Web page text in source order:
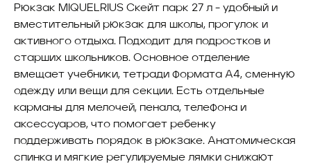
Рюкзак MIQUELRIUS Скейт парк 27 л - удобный и
вместительный рюкзак для школы, прогулок и
активного отдыха. Подходит для подростков и
старших школьников. Основное отделение
вмещает учебники, тетради формата A4, сменную
одежду или вещи для секции. Есть отдельные
карманы для мелочей, пенала, телефона и
аксессуаров, что помогает ребенку
поддерживать порядок в рюкзаке. Анатомическая
спинка и мягкие регулируемые лямки снижают